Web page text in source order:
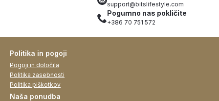
support@bitslifestyle.com
Pogumno nas pokličite
+386 70 751 572
Naša ponudba
Politika in pogoji
Pogoji in določila
Politika zasebnosti
Politika piškotkov